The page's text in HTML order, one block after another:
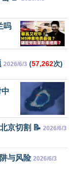
吗
2026/6/3 (57,262次)
京切割 📝 2026/6/3
与风险 2026/6/3